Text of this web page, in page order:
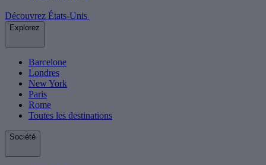
Découvrez États-Unis
Explorez
Barcelone
Londres
New York
Paris
Rome
Toutes les destinations
Société